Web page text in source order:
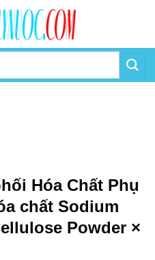
Hóa Chất Phụ
chất Sodium
Powder ×